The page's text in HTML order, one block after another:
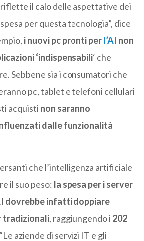
riflette il calo delle aspettative dei
per questa tecnologia”, dice
i nuovi pc pronti perl’AI non
‘indispensabili‘ che
Sebbene sia i consumatori che
pc, tablet e telefoni cellulari
acquisti non saranno
dalle funzionalità
che l’intelligenza artificiale
il suo peso: la spesa per i server
dovrebbe infatti doppiare
tradizionali, raggiungendo i 202
aziende di servizi IT e gli